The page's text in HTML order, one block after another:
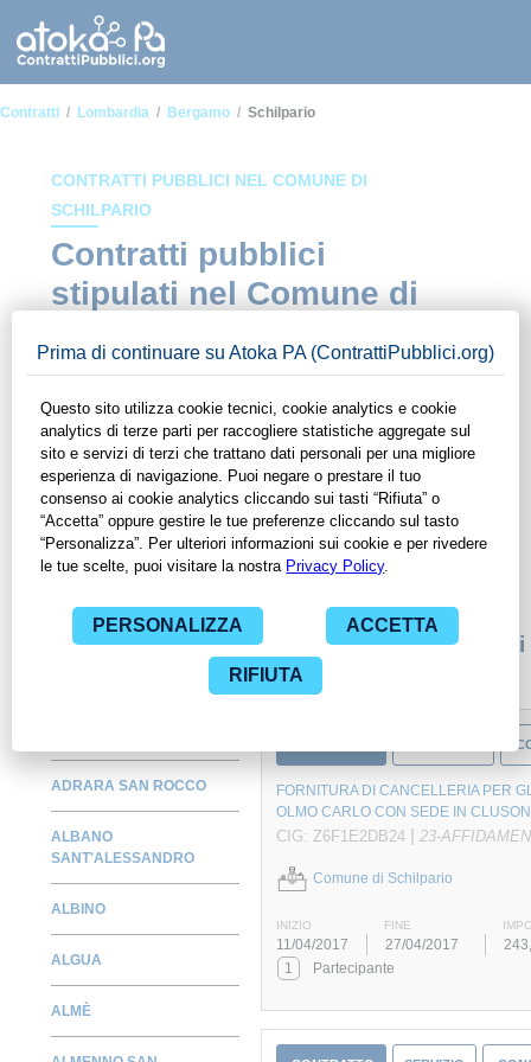
Contratti Lombardia Bergamo Schilpario
CONTRATTI PUBBLICI NEL COMUNE DI
SCHILPARIO
Contratti pubblici
stipulati nel Comune di
all'interno del Comune di Schilpario. Grazie alle funzionalità
di ContrattiPubblici.org potrai monitorare la scadenza dei
contratti pubblici di tuo interesse e programmare la tua attività
commerciale con le Pubbliche Amministrazioni con largo
anticipo. Il servizio di ContrattiPubblici.org offre agli utenti 7
giorni di prova gratuiti per avere l'opportunità di conoscere e
consultare tutti i dati inerenti ai contratti stipulati da una
specifica PA, compresi gli affidamenti diretti.
Monitora alcuni
ADRARA SAN ROCCO
ALBANO
SANT'ALESSANDRO
ALBINO
ALGUA
ALMÈ
FORNITURA DI CANCELLERIA PER
OLMO CARLO CON SEDE IN
CIG: Z6F1E2DB24 | 23-
Comune di Schilpario
INIZIO FINE
11/04/2017 27/04/2017
1
Partecipante